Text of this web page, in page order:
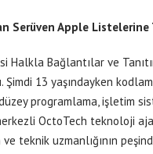
Serüven Apple Listelerine
Halkla Bağlantılar ve
Şimdi 13 yaşındayken
programlama, işletim
OctoTech teknoloji
ve teknik uzmanlığının